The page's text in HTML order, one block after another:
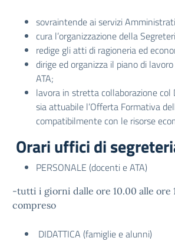
sovraintende ai servizi
cura l’organizzazione della
redige gli atti di ragioneria ed
dirige ed organizza il piano di
ATA;
lavora in stretta collaborazione
sia attuabile l’Offerta Formativa
compatibilmente con le risorse
Orari uffici di
PERSONALE (docenti e ATA)
-tutti i giorni dalle ore 10.00 alle ore
compreso
DIDATTICA (famiglie e alunni)